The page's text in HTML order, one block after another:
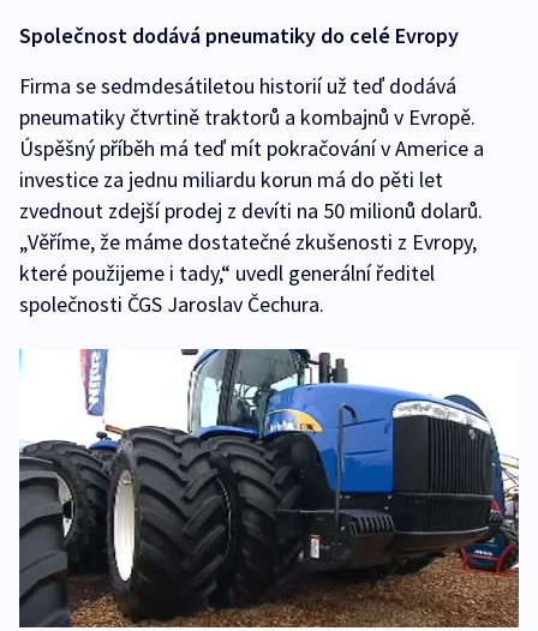
Společnost dodává pneumatiky do celé Evropy
Firma se sedmdesátiletou historií už teď dodává
pneumatiky čtvrtině traktorů a kombajnů v Evropě.
Úspěšný příběh má teď mít pokračování v Americe a
investice za jednu miliardu korun má do pěti let
zvednout zdejší prodej z devíti na 50 milionů dolarů.
„Věříme, že máme dostatečné zkušenosti z Evropy,
které použijeme i tady,“ uvedl generální ředitel
společnosti ČGS Jaroslav Čechura.